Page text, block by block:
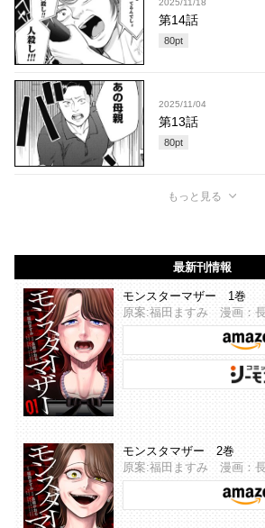
2025/11/18
第14話
80pt
2025/11/04
第13話
80pt
もっと見る
最新刊情報
モンスターマザー 1巻
原案:福田ますみ 漫画：
モンスタマザー 2巻
原案:福田ますみ 漫画：